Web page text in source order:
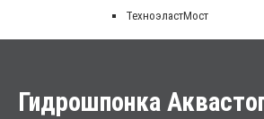
ТехноэластМост
Гидрошпонка